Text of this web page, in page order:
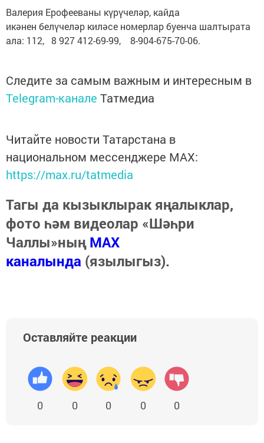
Валерия Ерофееваны күрүчеләр, кайда
икәнен белүчеләр киләсе номерлар буенча шалтырата
ала: 112, 8 927 412-69-99, 8-904-675-70-06.
Следите за самым важным и интересным в
Telegram-канале Татмедиа
Читайте новости Татарстана в
национальном мессенджере MАХ:
https://max.ru/tatmedia
Тагы да кызыклырак яңалыклар,
фото һәм видеолар «Шәһри
Чаллы»ныңMAX
каналында (язылыгыз).
Оставляйте реакции
0 0 0 0 0